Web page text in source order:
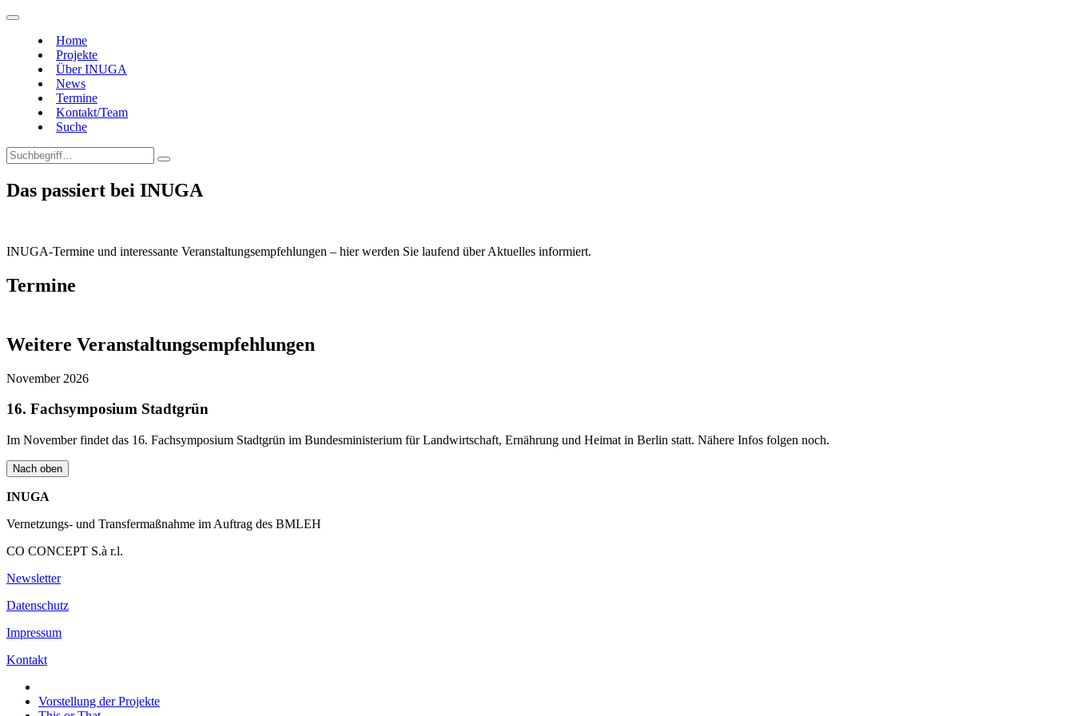
Home
Projekte
Über INUGA
News
Termine
Kontakt/Team
Suche
Das passiert bei INUGA
INUGA-Termine und interessante Veranstaltungsempfehlungen – hier werden Sie laufend über Aktuelles informiert.
Termine
Weitere Veranstaltungsempfehlungen
November 2026
16. Fachsymposium Stadtgrün
Im November findet das 16. Fachsymposium Stadtgrün im Bundesministerium für Landwirtschaft, Ernährung und Heimat in Berlin statt. Nähere Infos folgen noch.
Nach oben
INUGA
Vernetzungs- und Transfermaßnahme im Auftrag des BMLEH
CO CONCEPT S.à r.l.
Newsletter
Datenschutz
Impressum
Kontakt
Vorstellung der Projekte